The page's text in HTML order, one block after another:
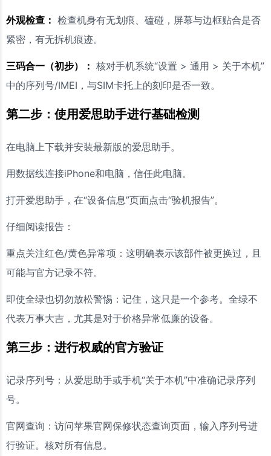
外观检查： 检查机身有无划痕、磕碰，屏幕与边框贴合是否
紧密，有无拆机痕迹。
三码合一（初步）： 核对手机系统“设置 > 通用 > 关于本机”
中的序列号/IMEI，与SIM卡托上的刻印是否一致。
第二步：使用爱思助手进行基础检测
在电脑上下载并安装最新版的爱思助手。
用数据线连接iPhone和电脑，信任此电脑。
打开爱思助手，在“设备信息”页面点击“验机报告”。
仔细阅读报告：
重点关注红色/黄色异常项：这明确表示该部件被更换过，且
可能与官方记录不符。
即使全绿也切勿放松警惕：记住，这只是一个参考。全绿不
代表万事大吉，尤其是对于价格异常低廉的设备。
第三步：进行权威的官方验证
记录序列号：从爱思助手或手机“关于本机”中准确记录序列
号。
官网查询：访问苹果官网保修状态查询页面，输入序列号进
行验证。核对所有信息。